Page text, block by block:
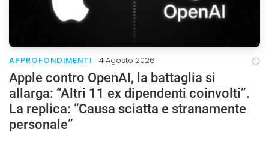
APPROFONDIMENTI 4 Agosto 2026
Apple contro OpenAI, la battaglia si
allarga: “Altri 11 ex dipendenti coinvolti”.
La replica: “Causa sciatta e stranamente
personale”